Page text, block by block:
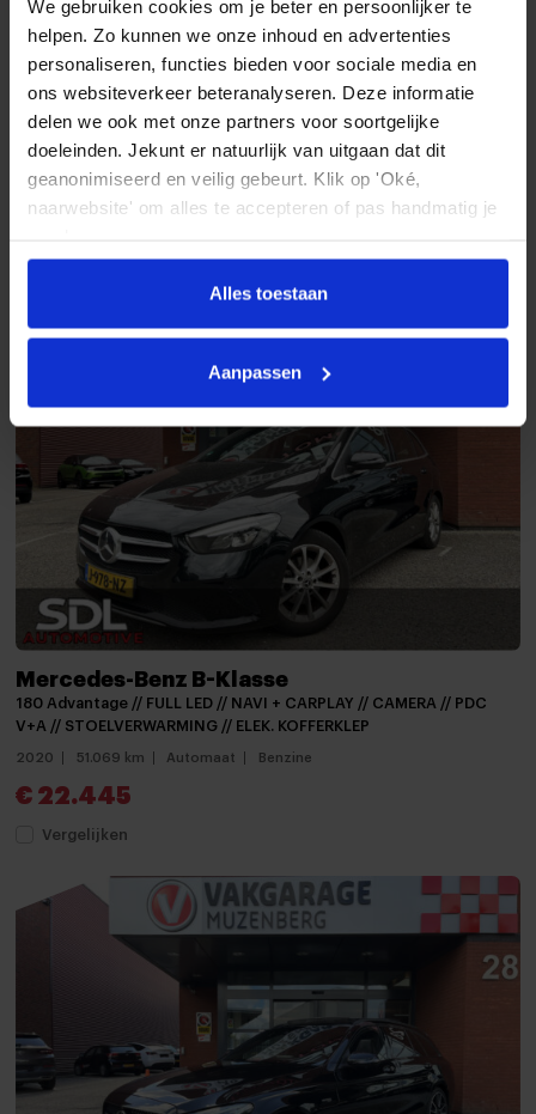
We gebruiken cookies om je beter en persoonlijker te
helpen. Zo kunnen we onze inhoud en advertenties
personaliseren, functies bieden voor sociale media en
ons websiteverkeer beteranalyseren. Deze informatie
delen we ook met onze partners voor soortgelijke
doeleinden. Jekunt er natuurlijk van uitgaan dat dit
geanonimiseerd en veilig gebeurt. Klik op 'Oké,
naarwebsite' om alles te accepteren of pas handmatig je
Alles toestaan
Aanpassen
Bumpers in carrosseriekleur
Centrale deurvergrendeling
Centrale deurvergrendeling met afstandsbediening
Dimlichten automatisch
Elektrisch bedienbare achterklep
LED achterlichten
LED dagrijverlichting
LED koplampen
Lichtmetalen velgen
Metaalkleur
Mistlampen voor
Open dak
Panoramadak
Parkeer assistent
Parkeersensor achter
Parkeersensor voor
Parkeersensor voor en achter
Verlaagde carrosserie
verwarmde zijspiegels
Bluetooth telefoonvoorbereiding
Multimedia-voorbereiding
Navigatie
Navigatiesysteem full map + hard disk
Mercedes-Benz CLA-Klasse
Shooting Brake 200 Business Solution AMG Night Edition //
PANO/SCHUIFKANTELDAK // STANDKACHEL // FULL LED // NAVI //
CAMERA // S
2020 97.224 km Automaat Benzine
€ 24.945
Mercedes-Benz B-Klasse
180 Advantage // FULL LED // NAVI + CARPLAY // CAMERA // PDC
V+A // STOELVERWARMING // ELEK. KOFFERKLEP
2020 51.069 km Automaat Benzine
€ 22.445
Vergelijken